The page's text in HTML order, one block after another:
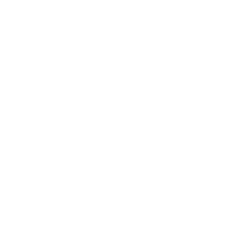
die aufhört gegen die Dunkelheit zu kämpfen
zu dem, was heute in Europa geschieht.”